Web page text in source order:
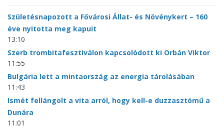
Születésnapozott a Fővárosi Állat- és Növénykert – 160
éve nyitotta meg kapuit
13:10
Szerb trombitafesztiválon kapcsolódott ki Orbán Viktor
11:55
Bulgária lett a mintaország az energia tárolásában
11:43
Ismét fellángolt a vita arról, hogy kell-e duzzasztómű a
Dunára
11:01